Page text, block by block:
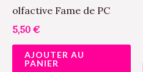
olfactive Fame de PC
5,50 €
AJOUTER AU
PANIER